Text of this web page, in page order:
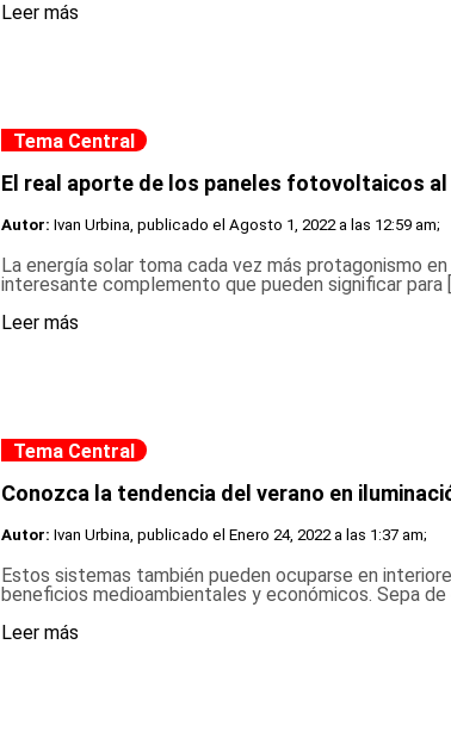
Leer más
Tema Central
El real aporte de los paneles fotovoltaicos
Autor: Ivan Urbina, publicado el Agosto 1, 2022 a las 12:59 am;
La energía solar toma cada vez más protagonismo
interesante complemento que pueden significar para
Leer más
Tema Central
Conozca la tendencia del verano en
Autor: Ivan Urbina, publicado el Enero 24, 2022 a las 1:37 am;
Estos sistemas también pueden ocuparse en
beneficios medioambientales y económicos. Sepa de
Leer más